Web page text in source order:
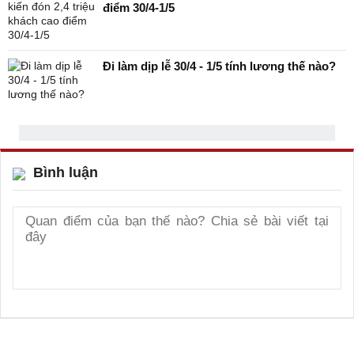
điểm 30/4-1/5
Đi làm dịp lễ 30/4 - 1/5 tính lương thế nào?
Bình luận